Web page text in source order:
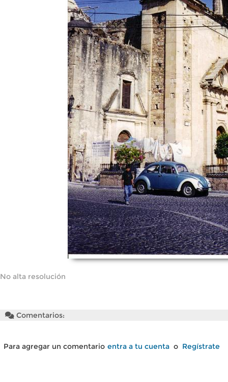
No alta resolución
Comentarios:
Para agregar un comentario entra a tu cuenta o Regístrate